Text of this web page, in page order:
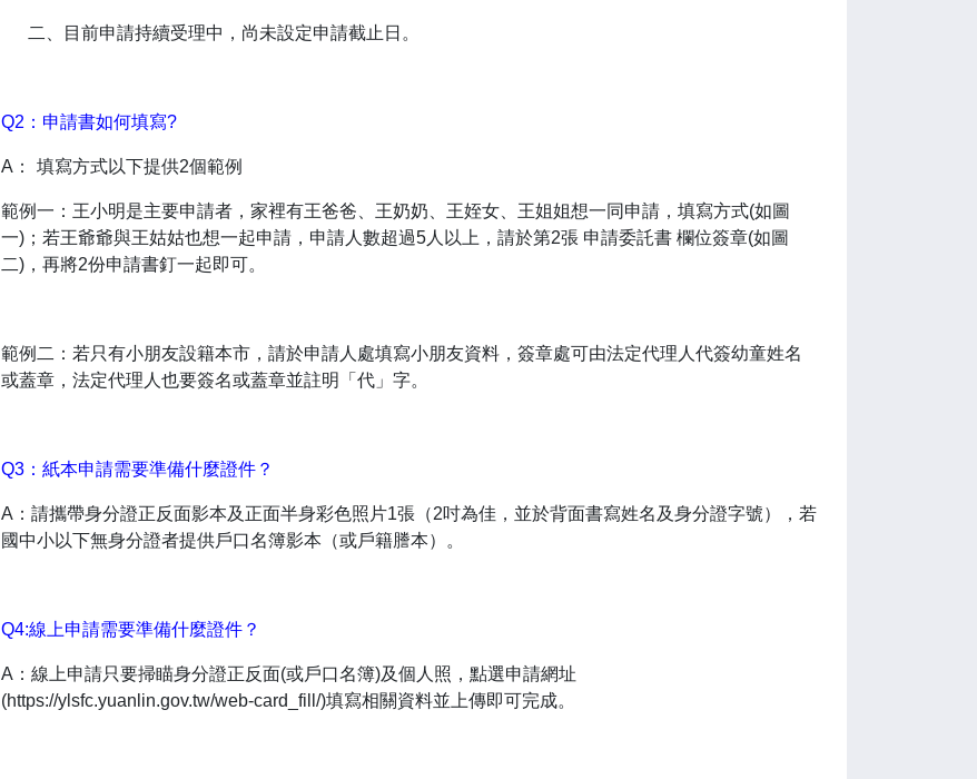
二、目前申請持續受理中，尚未設定申請截止日。
Q2：申請書如何填寫?
A： 填寫方式以下提供2個範例
範例一：王小明是主要申請者，家裡有王爸爸、王奶奶、王姪女、王姐姐想一同申請，填寫方式(如圖
一)；若王爺爺與王姑姑也想一起申請，申請人數超過5人以上，請於第2張 申請委託書 欄位簽章(如圖
二)，再將2份申請書釘一起即可。
範例二：若只有小朋友設籍本市，請於申請人處填寫小朋友資料，簽章處可由法定代理人代簽幼童姓名
或蓋章，法定代理人也要簽名或蓋章並註明「代」字。
Q3：紙本申請需要準備什麼證件？
A：請攜帶身分證正反面影本及正面半身彩色照片1張（2吋為佳，並於背面書寫姓名及身分證字號），若
國中小以下無身分證者提供戶口名簿影本（或戶籍謄本）。
Q4:線上申請需要準備什麼證件？
A：線上申請只要掃瞄身分證正反面(或戶口名簿)及個人照，點選申請網址
(https://ylsfc.yuanlin.gov.tw/web-card_fill/)填寫相關資料並上傳即可完成。